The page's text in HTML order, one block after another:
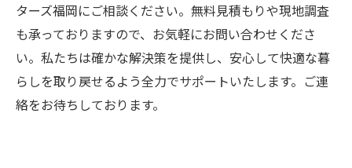
ターズ福岡にご相談ください。無料見積もりや現地調査
も承っておりますので、お気軽にお問い合わせくださ
い。私たちは確かな解決策を提供し、安心して快適な暮
らしを取り戻せるよう全力でサポートいたします。ご連
絡をお待ちしております。